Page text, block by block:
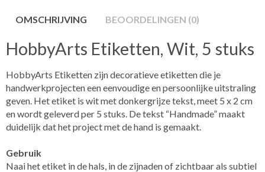
OMSCHRIJVING BEOORDELINGEN (0)
HobbyArts Etiketten, Wit, 5 stuks
HobbyArts Etiketten zijn decoratieve etiketten die je
handwerkprojecten een eenvoudige en persoonlijke uitstraling
geven. Het etiket is wit met donkergrijze tekst, meet 5 x 2 cm
en wordt geleverd per 5 stuks. De tekst “Handmade” maakt
duidelijk dat het project met de hand is gemaakt.
Gebruik
Naai het etiket in de hals, in de zijnaden of zichtbaar als subtiel